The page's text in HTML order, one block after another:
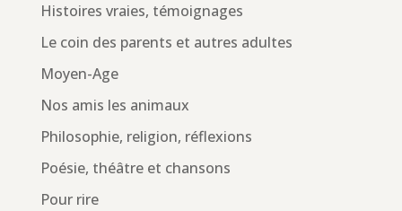
Histoires vraies, témoignages
Le coin des parents et autres adultes
Moyen-Age
Nos amis les animaux
Philosophie, religion, réflexions
Poésie, théâtre et chansons
Pour rire